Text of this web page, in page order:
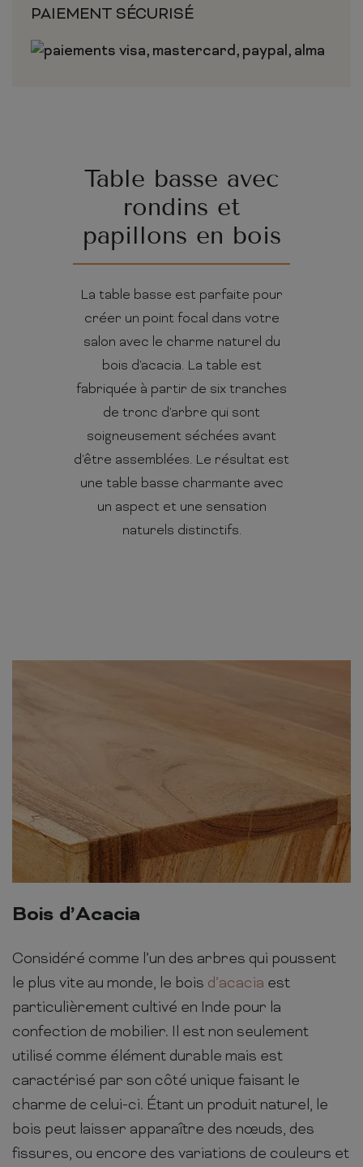
PAIEMENT SÉCURISÉ
Table basse avec
rondins et
papillons en bois
La table basse est parfaite pour
créer un point focal dans votre
salon avec le charme naturel du
bois d'acacia. La table est
fabriquée à partir de six tranches
de tronc d'arbre qui sont
soigneusement séchées avant
d'être assemblées. Le résultat est
une table basse charmante avec
un aspect et une sensation
naturels distinctifs.
Bois d’Acacia
Considéré comme l’un des arbres qui poussent
le plus vite au monde, le bois d’acacia est
particulièrement cultivé en Inde pour la
confection de mobilier. Il est non seulement
utilisé comme élément durable mais est
caractérisé par son côté unique faisant le
charme de celui-ci. Étant un produit naturel, le
bois peut laisser apparaître des nœuds, des
fissures, ou encore des variations de couleurs et